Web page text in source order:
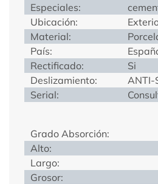
Especiales:
Ubicación:
Material:
País:
Rectificado:
Si
Deslizamiento:
ANTI-
Serial:
Grado Absorción:
Alto:
Largo:
Grosor: